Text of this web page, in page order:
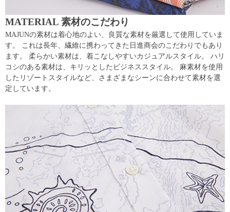
MATERIAL 素材のこだわり
MAJUNの素材は着心地のよい、良質な素材を厳選して使用していま
す。 これは長年、繊維に携わってきた日進商会のこだわりでもあり
ます。 柔らかい素材は、着こなしやすいカジュアルスタイル。 ハリ
コシのある素材は、キリッとしたビジネススタイル。 麻素材を使用
したリゾートスタイルなど、さまざまなシーンに合わせて素材を選
定しています。